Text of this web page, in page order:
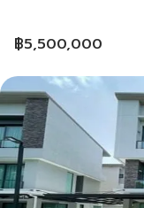
฿5,500,000